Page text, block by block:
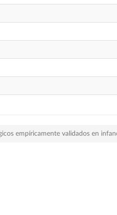
empíricamente validados en